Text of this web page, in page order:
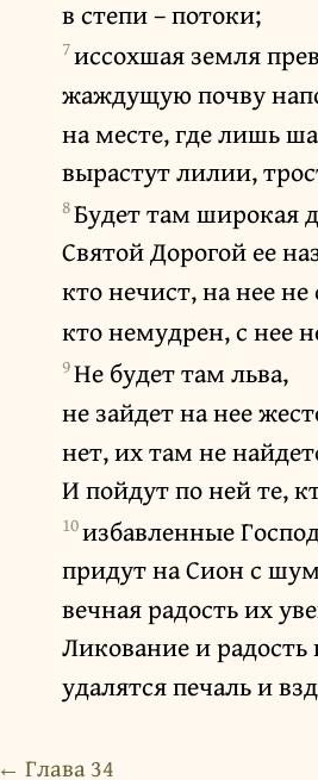
в степи – потоки;
7иссохшая земля
жаждущую почву
на месте, где лишь
вырастут лилии,
8Будет там широкая
Святой Дорогой ее
кто нечист, на нее не
кто немудрен, с нее
9Не будет там льва,
не зайдет на нее
нет, их там не
И пойдут по ней те,
10избавленные
придут на Сион с
вечная радость их
Ликование и радость
удалятся печаль и
← Глава 34